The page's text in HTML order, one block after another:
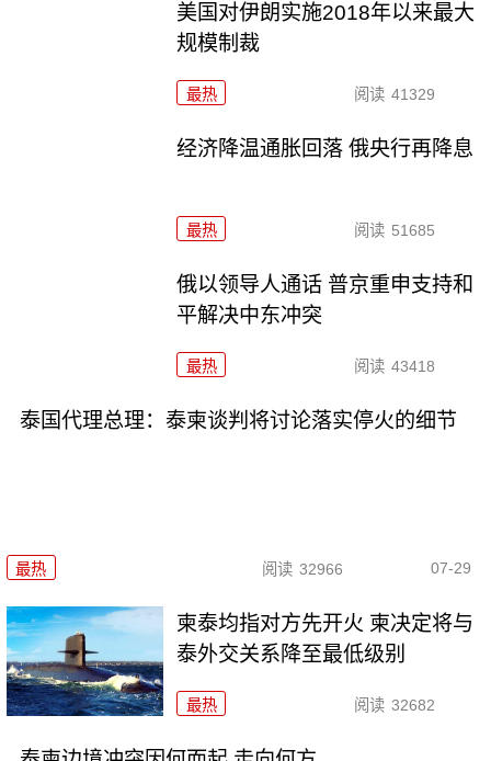
美国对伊朗实施2018年以来最大
规模制裁
最热 阅读 41329
经济降温通胀回落 俄央行再降息
最热 阅读 51685
俄以领导人通话 普京重申支持和
平解决中东冲突
最热 阅读 43418
泰国代理总理：泰柬谈判将讨论落实停火的细节
最热 阅读 32966 07-29
柬泰均指对方先开火 柬决定将与
泰外交关系降至最低级别
最热 阅读 32682